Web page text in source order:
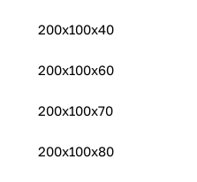
200х100х40
200x100x60
200x100x70
200x100x80